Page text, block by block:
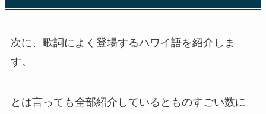
次に、歌詞によく登場するハワイ語を紹介しま
す。
とは言っても全部紹介しているとものすごい数に